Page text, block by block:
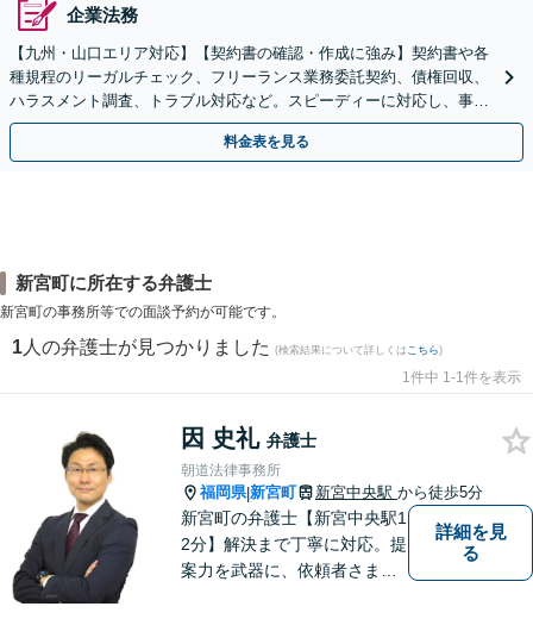
企業法務
【九州・山口エリア対応】【契約書の確認・作成に強み】契約書や各
種規程のリーガルチェック、フリーランス業務委託契約、債権回収、
ハラスメント調査、トラブル対応など。スピーディーに対応し、事業
成長を法的側面よりしっかりとサポート【駐車場あり】
料金表を見る
新宮町に所在する弁護士
新宮町の事務所等での面談予約が可能です。
1 人の弁護士が見つかりました (検索結果について詳しくは こちら)
1件中 1-1件を表示
因 史礼 弁護士
朝道法律事務所
福岡県|新宮町 新宮中央駅 から徒歩5分
新宮町の弁護士【新宮中央駅1
2分】解決まで丁寧に対応。提
案力を武器に、依頼者さまの
詳細を見
る